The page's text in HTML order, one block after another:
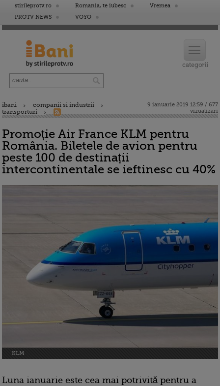
stirileprotv.ro Romania, te iubesc
Vremea
PROTV NEWS
VOYO
ibani
companii si industrii
transporturi
9 ianuarie 2019 12:59 / 677
vizualizari
Promoție Air France KLM pentru
România. Biletele de avion pentru
peste 100 de destinații
intercontinentale se ieftinesc cu 40%
KLM
Luna ianuarie este cea mai potrivită pentru a